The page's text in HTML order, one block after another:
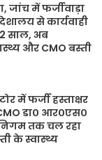
जांच में फर्जीवाड़ा
से कार्यवाही
साल, अब
और CMO बस्ती
में फर्जी हस्ताक्षर
डा० आर०एस०
तक चल रहा
के स्वास्थ्य